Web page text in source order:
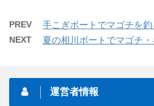
PREV 手こぎボートでマゴチを
NEXT 夏の相川ボートでマゴチ
運営者情報